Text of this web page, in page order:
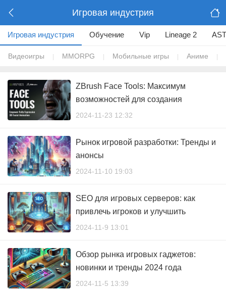
Игровая индустрия
Игровая индустрия Обучение Vip Lineage 2
Видеоигры MMORPG Мобильные игры Аниме
ZBrush Face Tools: Максимум
возможностей для создания
реалистичных персонажей
2024-11-23 12:32
Рынок игровой разработки: Тренды и
анонсы
2024-11-10 19:03
SEO для игровых серверов: как
привлечь игроков и улучшить
видимость в поисковиках
2024-11-9 13:01
Обзор рынка игровых гаджетов:
новинки и тренды 2024 года
2024-11-5 13:39